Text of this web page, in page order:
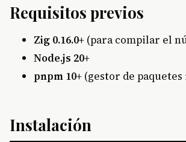
Requisitos previos
Zig 0.16.0+ (para compilar el
Node.js 20+
pnpm 10+ (gestor de
Instalación